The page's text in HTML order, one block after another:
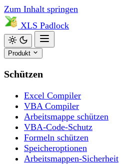
Zum Inhalt springen
XLS Padlock
Produkt
Schützen
Excel Compiler
VBA Compiler
Arbeitsmappe schützen
VBA-Code-Schutz
Formeln schützen
Speicheroptionen
Arbeitsmappen-Sicherheit